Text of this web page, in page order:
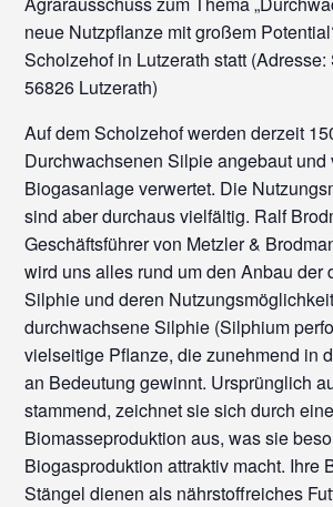
neue Nutzpflanze mit großem
Scholzehof in Lutzerath statt (Adresse:
56826 Lutzerath)
Auf dem Scholzehof werden derzeit
Durchwachsenen Silpie angebaut
Biogasanlage verwertet. Die
sind aber durchaus vielfältig. Ralf
Geschäftsführer von Metzler &
wird uns alles rund um den Anbau der
Silphie und deren
durchwachsene Silphie (Silphium
vielseitige Pflanze, die zunehmend in
an Bedeutung gewinnt. Ursprünglich
stammend, zeichnet sie sich durch
Biomasseproduktion aus, was sie
Biogasproduktion attraktiv macht. Ihre
Stängel dienen als nährstoffreiches